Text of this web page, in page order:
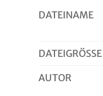
DATEINAME
DATEIGRÖSSE
AUTOR